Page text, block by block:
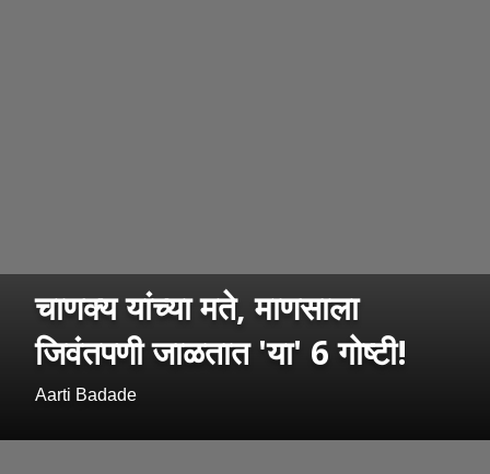
चाणक्य यांच्या मते, माणसाला
जिवंतपणी जाळतात 'या' 6 गोष्टी!
Aarti Badade